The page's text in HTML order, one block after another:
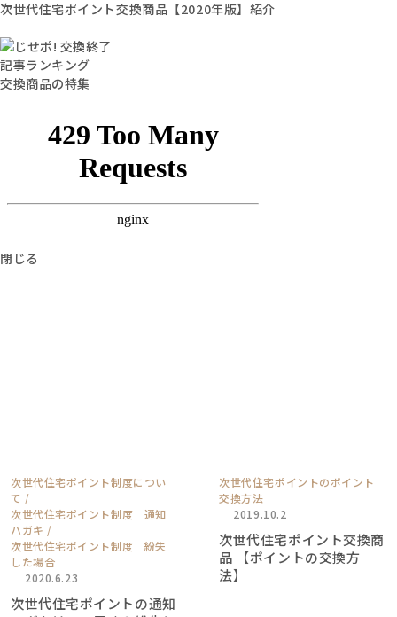
次世代住宅ポイント交換商品【2020年版】紹介
記事ランキング
交換商品の特集
閉じる
次世代住宅ポイント制度につい
て
次世代住宅ポイント制度 通知
ハガキ
次世代住宅ポイント制度 紛失
した場合
2020.6.23
次世代住宅ポイントの通知
次世代住宅ポイントのポイント
交換方法
2019.10.2
次世代住宅ポイント交換商
品 【ポイントの交換方
法】